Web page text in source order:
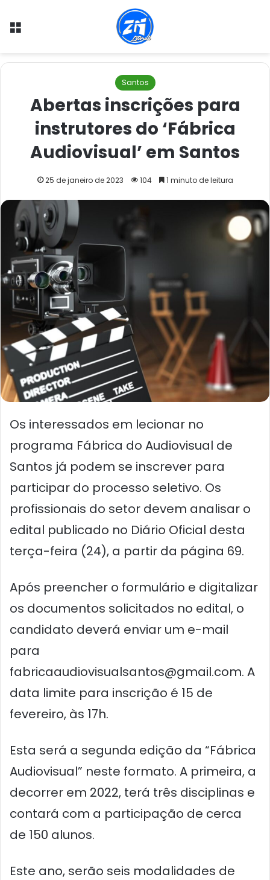
Menu
Santos
Abertas inscrições para
instrutores do ‘Fábrica
Audiovisual’ em Santos
25 de janeiro de 2023 104 1 minuto de leitura
Os interessados ​​em lecionar no
programa Fábrica do Audiovisual de
Santos já podem se inscrever para
participar do processo seletivo. Os
profissionais do setor devem analisar o
edital publicado no Diário Oficial desta
terça-feira (24), a partir da página 69.
Após preencher o formulário e digitalizar
os documentos solicitados no edital, o
candidato deverá enviar um e-mail
para
fabricaaudiovisualsantos@gmail.com. A
data limite para inscrição é 15 de
fevereiro, às 17h.
Esta será a segunda edição da “Fábrica
Audiovisual” neste formato. A primeira, a
decorrer em 2022, terá três disciplinas e
contará com a participação de cerca
de 150 alunos.
Este ano, serão seis modalidades de